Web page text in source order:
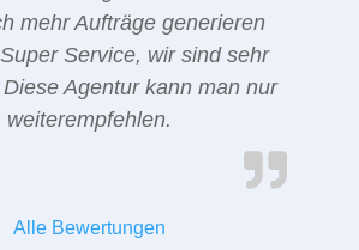
mehr Aufträge generieren
Service, wir sind sehr
Agentur kann man nur
weiterempfehlen.
Alle Bewertungen